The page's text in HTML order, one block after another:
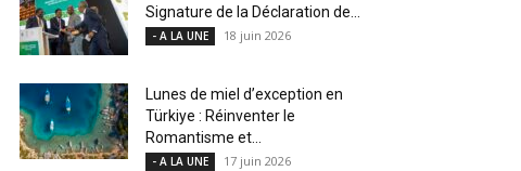
Signature de la Déclaration de...
- A LA UNE 18 juin 2026
Lunes de miel d’exception en
Türkiye : Réinventer le
Romantisme et...
- A LA UNE 17 juin 2026